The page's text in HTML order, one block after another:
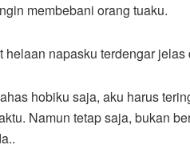
membebani orang tuaku.
helaan napasku terdengar jelas
hobiku saja, aku harus
Namun tetap saja, bukan